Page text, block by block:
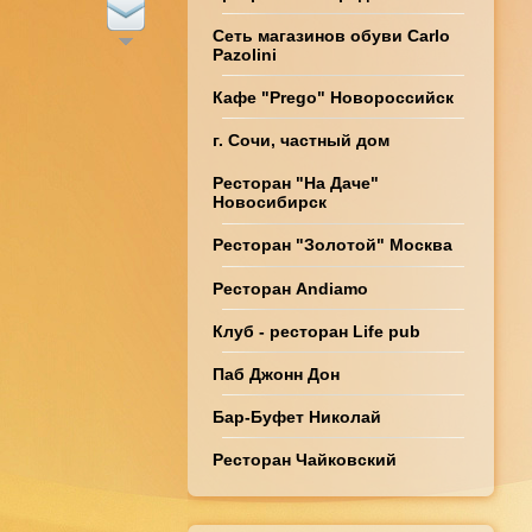
Сеть магазинов обуви Carlo
Pazolini
Кафе "Prego" Новороссийск
г. Сочи, частный дом
Ресторан "На Даче"
Новосибирск
Ресторан "Золотой" Москва
Ресторан Andiamo
Клуб - ресторан Life pub
Паб Джонн Дон
Бар-Буфет Николай
Ресторан Чайковский